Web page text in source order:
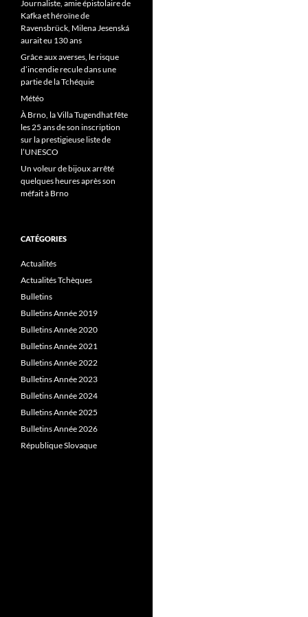
Journaliste, amie épistolaire de
Kafka et héroïne de
Ravensbrück, Milena Jesenská
aurait eu 130 ans
Grâce aux averses, le risque
d’incendie recule dans une
partie de la Tchéquie
Météo
À Brno, la Villa Tugendhat fête
les 25 ans de son inscription
sur la prestigieuse liste de
l’UNESCO
Un voleur de bijoux arrêté
quelques heures après son
méfait à Brno
CATÉGORIES
Actualités
Actualités Tchèques
Bulletins
Bulletins Année 2019
Bulletins Année 2020
Bulletins Année 2021
Bulletins Année 2022
Bulletins Année 2023
Bulletins Année 2024
Bulletins Année 2025
Bulletins Année 2026
République Slovaque